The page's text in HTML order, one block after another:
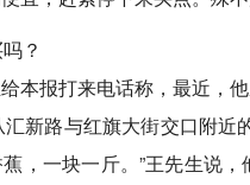
？
本报打来电话称，最近，
新路与红旗大街交口附
，一块一斤。”王先生说